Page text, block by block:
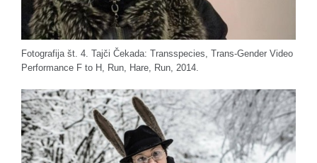
Fotografija št. 4. Tajči Čekada: Transspecies, Trans-Gender Video
Performance F to H, Run, Hare, Run, 2014.